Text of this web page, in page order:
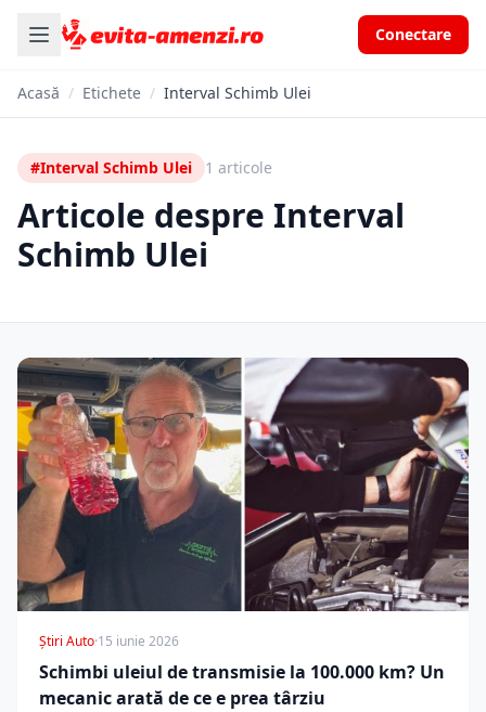
Conectare
Acasă / Etichete / Interval Schimb Ulei
#Interval Schimb Ulei 1 articole
Articole despre Interval
Schimb Ulei
Știri Auto·15 iunie 2026
Schimbi uleiul de transmisie la 100.000 km? Un
mecanic arată de ce e prea târziu